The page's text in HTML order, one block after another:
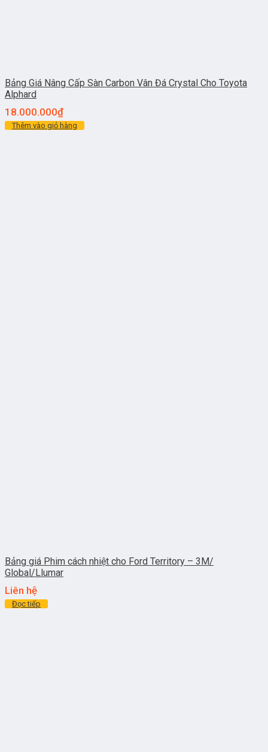
Bảng Giá Nâng Cấp Sàn Carbon Vân Đá Crystal Cho Toyota
Alphard
18.000.000₫
Thêm vào giỏ hàng
Bảng giá Phim cách nhiệt cho Ford Territory – 3M/
Global/Llumar
Liên hệ
Đọc tiếp